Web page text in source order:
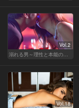
Vol.2
溺れる男～理性と本能のあいだで～
Vol.18